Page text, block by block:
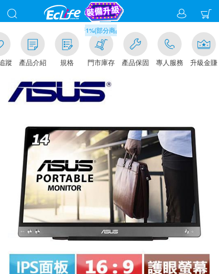
蹤 產品介紹 規格
滿千元門市取貨現折1%(部分商品不適用)-請點我看
門市庫存 產品保固 專人服務 升級金賺